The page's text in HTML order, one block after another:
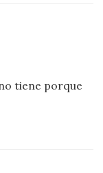
tiene porque